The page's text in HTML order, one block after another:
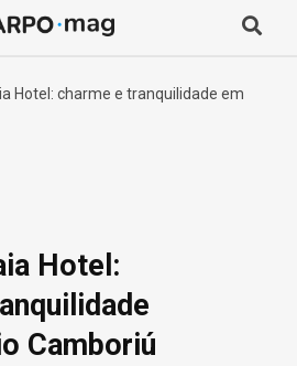
Hotel: charme e tranquilidade em
Hotel:
Camboriú